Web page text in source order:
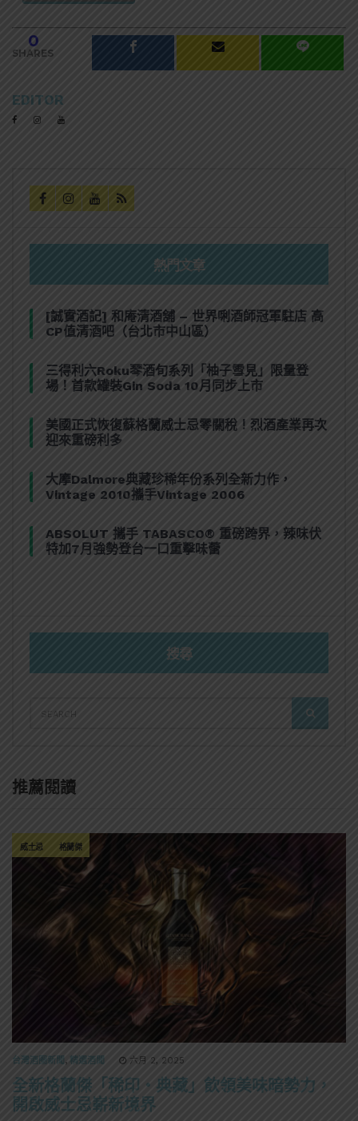
0
SHARES
EDITOR
熱門文章
[誠實酒記] 和庵清酒舖 – 世界唎酒師冠軍駐店 高
CP值清酒吧（台北市中山區）
三得利六Roku琴酒旬系列「柚子雪見」限量登
場！首款罐裝Gin Soda 10月同步上市
美國正式恢復蘇格蘭威士忌零關稅！烈酒產業再次
迎來重磅利多
大摩Dalmore典藏珍稀年份系列全新力作，
Vintage 2010攜手Vintage 2006
ABSOLUT 攜手 TABASCO® 重磅跨界，辣味伏
特加7月強勢登台一口重擊味蕾
搜尋
FOR:
SEARCH
推薦閱讀
威士忌 格蘭傑
台灣酒圈新聞 精選酒聞 六月 2, 2025
全新格蘭傑「稀印‧典藏」飲領美味暗勢力，
開啟威士忌嶄新境界